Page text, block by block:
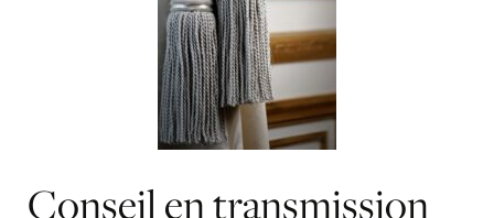
Conseilentransmission